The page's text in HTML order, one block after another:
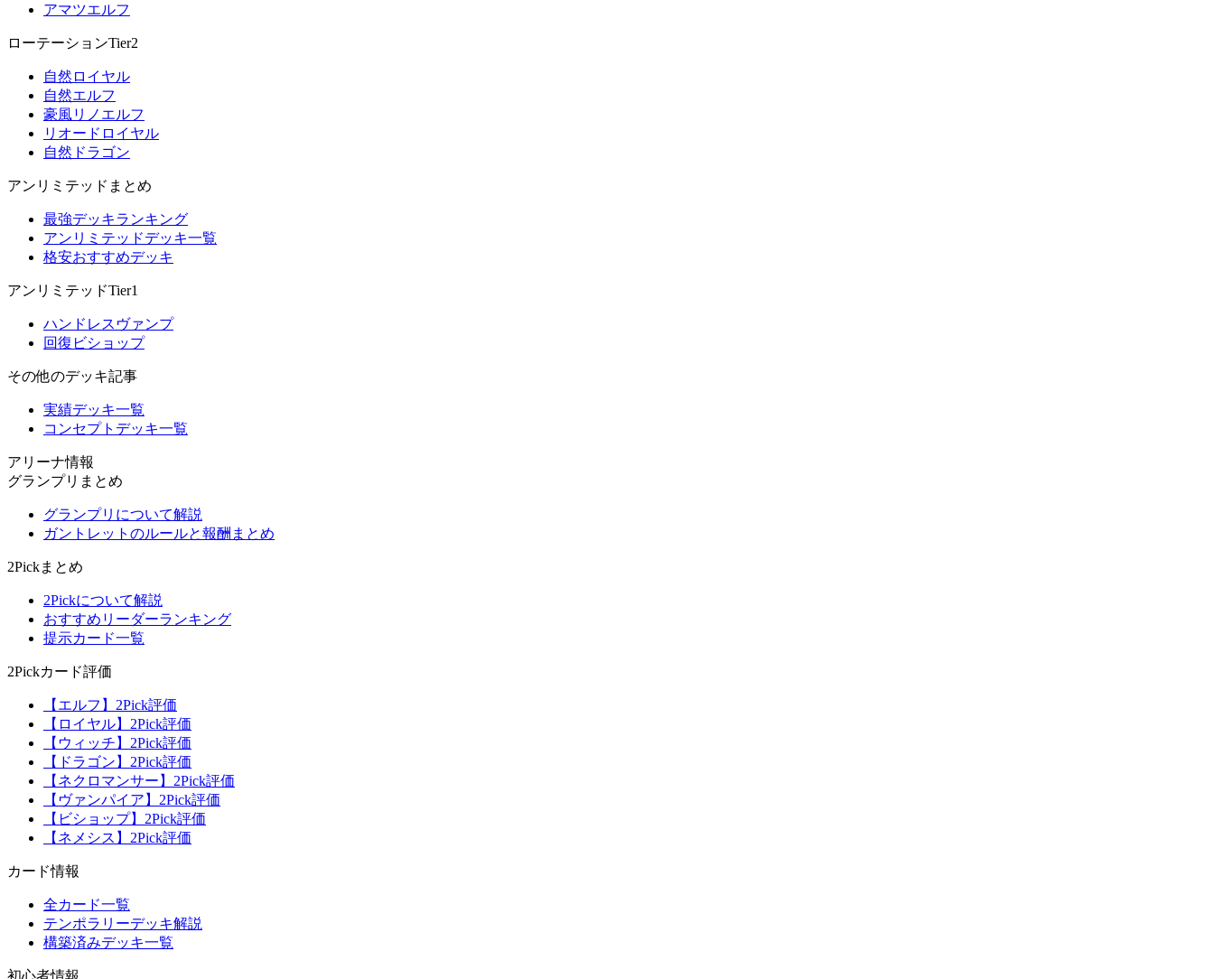
アマツエルフ
ローテーションTier2
自然ロイヤル
自然エルフ
豪風リノエルフ
リオードロイヤル
自然ドラゴン
アンリミテッドまとめ
最強デッキランキング
アンリミテッドデッキ一覧
格安おすすめデッキ
アンリミテッドTier1
ハンドレスヴァンプ
回復ビショップ
その他のデッキ記事
実績デッキ一覧
コンセプトデッキ一覧
アリーナ情報
グランプリまとめ
グランプリについて解説
ガントレットのルールと報酬まとめ
2Pickまとめ
2Pickについて解説
おすすめリーダーランキング
提示カード一覧
2Pickカード評価
【エルフ】2Pick評価
【ロイヤル】2Pick評価
【ウィッチ】2Pick評価
【ドラゴン】2Pick評価
【ネクロマンサー】2Pick評価
【ヴァンパイア】2Pick評価
【ビショップ】2Pick評価
【ネメシス】2Pick評価
カード情報
全カード一覧
テンポラリーデッキ解説
構築済みデッキ一覧
初心者情報